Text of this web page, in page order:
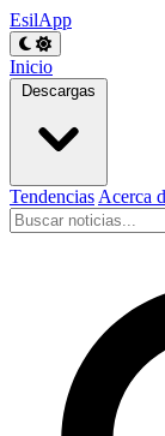
EsilApp
Inicio
Descargas
Tendencias Acerca